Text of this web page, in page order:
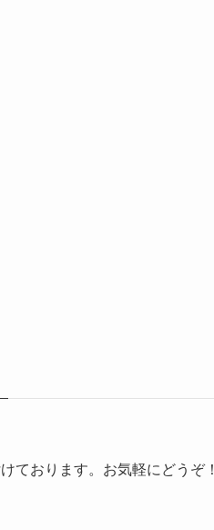
ております。お気軽にどうぞ！